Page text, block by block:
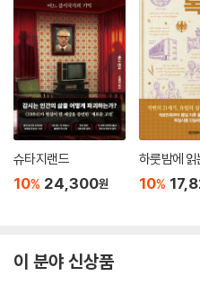
이 될 때까지는 완전히 형성되지 않
다. “사춘기의 가장 흥미로운 점은
가장 높은 시기일 뿐만 아니라 테레
가장 높은 시기라는 사실이다. 새로
적기다. 어리석게도 저축한 돈을 전
히게 만들고자 한다면, 그때가 적기
한다면, 그때가 적기다. 사춘기는 극
--- p.151-152 「4. 청년 타락시키기
힌덴부르크와 그 주변의 엘리트들
바른 해법에 도달했다고 확신할 때
이 책에서 단연 돋보이는 점은 최신
와 나치의 전략을 분석하고, 당시 사
이를 역사적 사건과 절묘하게 결합
의 믿음뿐만 아니라 그 정권을 지지
에서 어떻게 발전했는지를 보여준다
독일을 장악할 수 있었던 배경에는
타나는 여러 특징을 설명하는 데 신
하며 ‘공정한 세상’과 부정편향, 확
학 개념을 활용한다. 그럼으로써 교
을 즐기게 되었는지 그 의문을 해소해
슈타지랜드
10% 24,300원
하룻밤에
10%
이 분야 신상품